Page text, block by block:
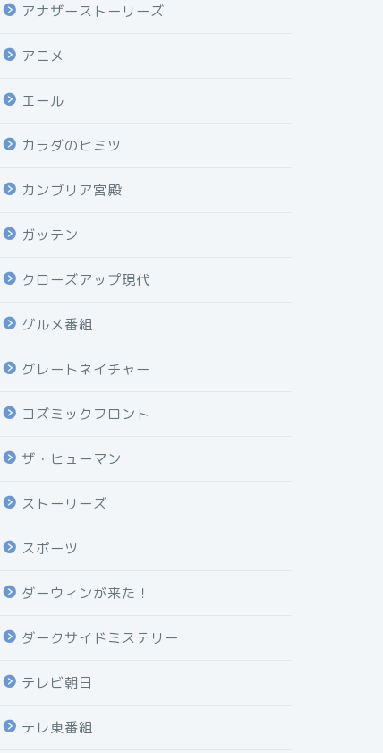
アナザーストーリーズ
アニメ
エール
カラダのヒミツ
カンブリア宮殿
ガッテン
クローズアップ現代
グルメ番組
グレートネイチャー
コズミックフロント
ザ・ヒューマン
ストーリーズ
スポーツ
ダーウィンが来た！
ダークサイドミステリー
テレビ朝日
テレ東番組